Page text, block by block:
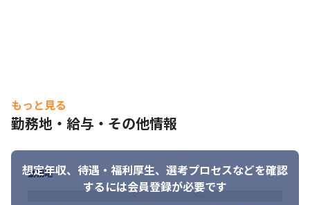
もっと見る
勤務地・給与・その他情報
想定年収、待遇・福利厚生、 選考プロセスなどを確認
するには会員登録が必要です
勤務地